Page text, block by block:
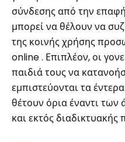
σύνδεσης από την
μπορεί να θέλουν να
της κοινής χρήσης
online . Επιπλέον, οι
παιδιά τους να
εμπιστεύονται τα
θέτουν όρια έναντι
και εκτός